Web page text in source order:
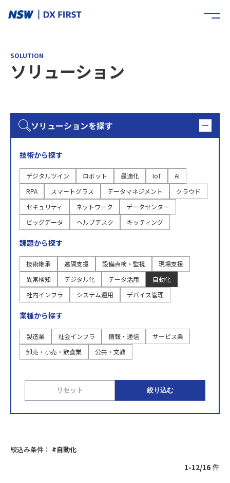
SOLUTION
ソリューション
ソリューションを探す
技術から探す
デジタルツイン ロボット 最適化 IoT
AI
RPA
スマートグラス データマネジメント
クラウド
セキュリティ
ネットワーク
データセンター
ビッグデータ
ヘルプデスク キッティング
課題から探す
技術継承 遠隔支援 設備点検・監視
現場支援
異常検知
デジタル化 データ活用
自動化
社内インフラ
システム運用 デバイス管理
業種から探す
製造業 社会インフラ 情報・通信
サービス業
卸売・小売・飲食業
公共・文教
リセット 絞り込む
絞込み条件： #自動化
1-12/16 件